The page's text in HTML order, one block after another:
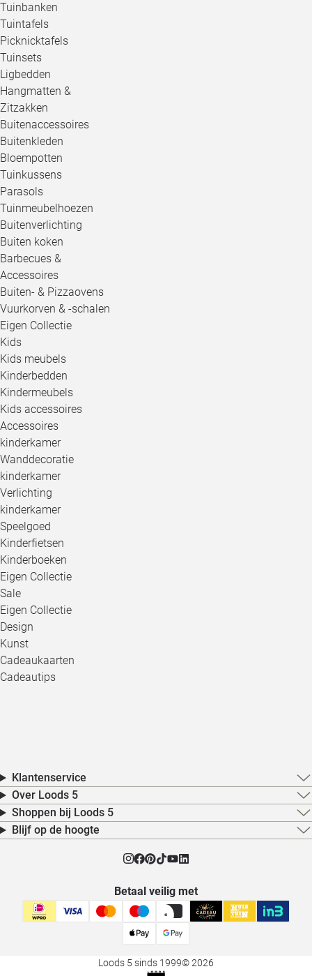
Tuinbanken
Tuintafels
Picknicktafels
Tuinsets
Ligbedden
Hangmatten &
Zitzakken
Buitenaccessoires
Buitenkleden
Bloempotten
Tuinkussens
Parasols
Tuinmeubelhoezen
Buitenverlichting
Buiten koken
Barbecues &
Accessoires
Buiten- & Pizzaovens
Vuurkorven & -schalen
Eigen Collectie
Kids
Kids meubels
Kinderbedden
Kindermeubels
Kids accessoires
Accessoires
kinderkamer
Wanddecoratie
kinderkamer
Verlichting
kinderkamer
Speelgoed
Kinderfietsen
Kinderboeken
Eigen Collectie
Sale
Eigen Collectie
Design
Kunst
Cadeaukaarten
Cadeautips
Klantenservice
Over Loods 5
Shoppen bij Loods 5
Blijf op de hoogte
Betaal veilig met
Loods 5 sinds 1999© 2026